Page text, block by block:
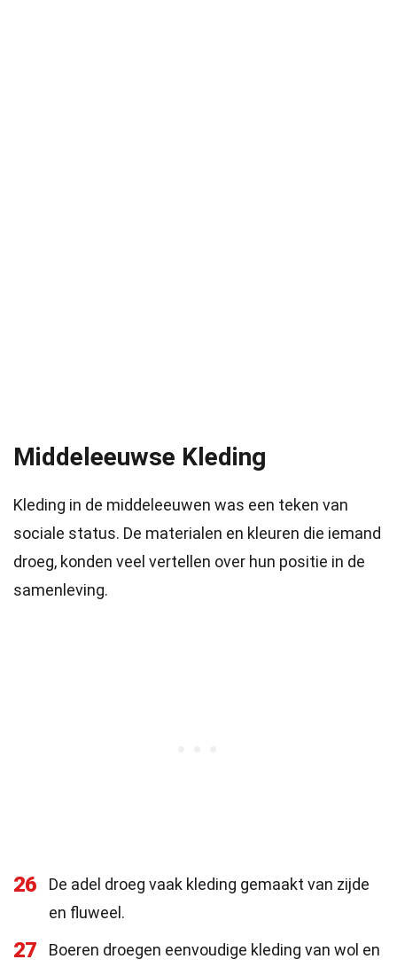
Middeleeuwse Kleding
Kleding in de middeleeuwen was een teken van
sociale status. De materialen en kleuren die iemand
droeg, konden veel vertellen over hun positie in de
samenleving.
26
De adel droeg vaak kleding gemaakt van zijde
en fluweel.
27 Boeren droegen eenvoudige kleding van wol en